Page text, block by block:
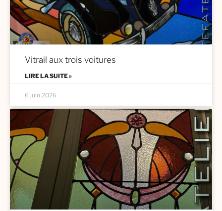
Vitrail aux trois voitures
LIRE LA SUITE »
6 juin 2026